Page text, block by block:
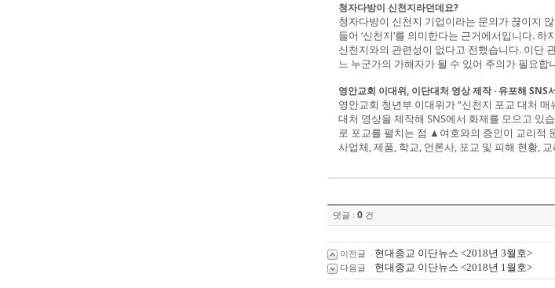
청자다방이 신천지라던데요?
청자다방이 신천지 기업이라는 문의가 끊이지 않
들어 ‘신천지’를 의미한다는 근거에서입니다. 하
신천지와의 관련성이 없다고 전했습니다. 이단
느 누군가의 가해자가 될 수 있어 주의가 필요합
영안교회 이대위, 이단대처 영상 제작 · 유포해 SNS
영안교회 청년부 이대위가 “신천지 포교 대처
대처 영상을 제작해 SNS에서 화제를 모으고 있
로 포교를 펼치는 점 ▲여호와의 증인이 교리적
사업체, 제품, 학교, 언론사, 포교 및 피해 현황,
댓글 : 0 건
이전글 현대종교 이단뉴스 <2018년 3월호>
다음글 현대종교 이단뉴스 <2018년 1월호>